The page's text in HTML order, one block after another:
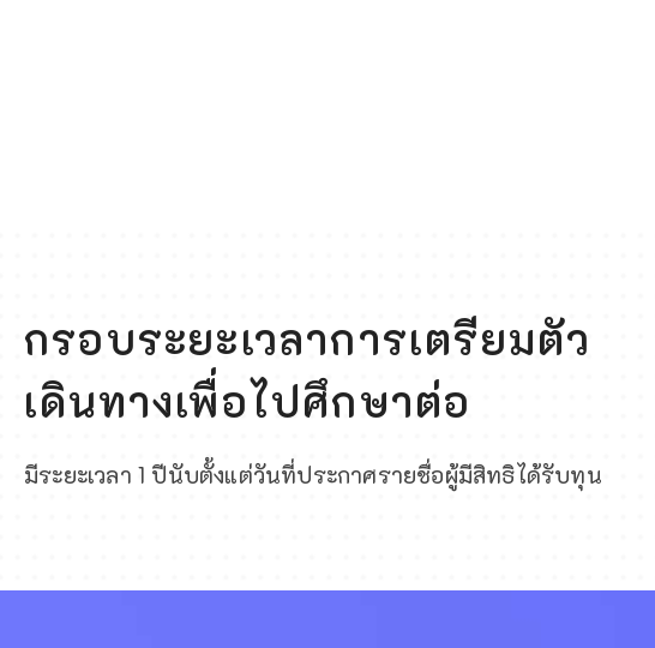
กรอบระยะเวลาการเตรียมตัว
เดินทางเพื่อไปศึกษาต่อ
มีระยะเวลา 1 ปีนับตั้งแต่วันที่ประกาศรายชื่อผู้มีสิทธิได้รับทุน